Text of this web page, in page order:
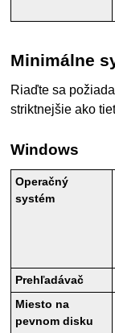
Minimálne
Riaďte sa
striktnejšie ako
Windows
Operačný
systém
Prehľadávač
Miesto na
pevnom disku